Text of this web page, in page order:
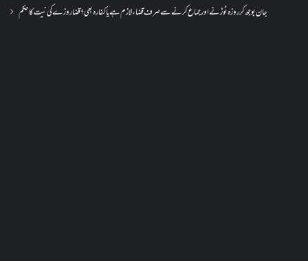
جان بوجھ کر روزہ ٹوڑنے اور جماع کرنے سے صرف قضاء لازم ہے یا کفارہ بھی؟ قضا روزے کی نیت کا حکم